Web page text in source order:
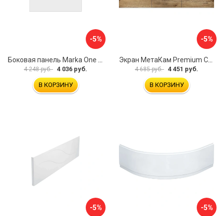
-5%
Боковая панель Marka One Flat 80 MG L 02бфл80мгл
4 248 руб. 4 036 руб.
В КОРЗИНУ
-5%
Экран МетаКам Premium Collection 4650208860133
4 685 руб. 4 451 руб.
В КОРЗИНУ
-5% -5%